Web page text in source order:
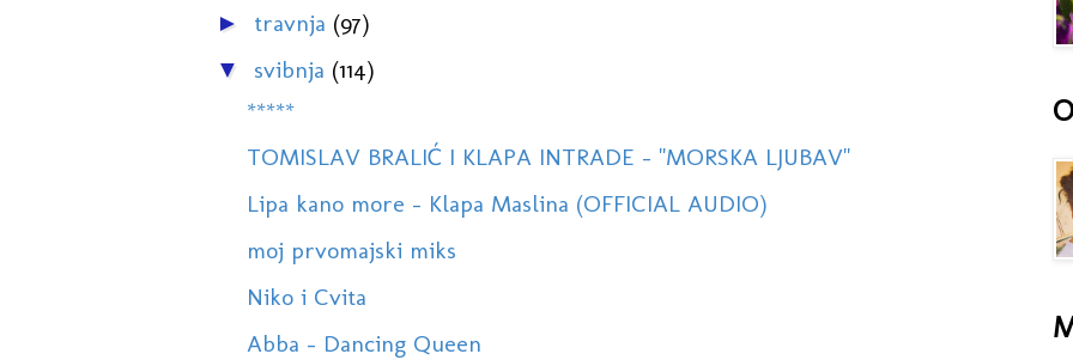
► travnja (97)
▼ svibnja (114)
*****
TOMISLAV BRALIĆ I KLAPA INTRADE - ''MORSKA LJUBAV''
Lipa kano more - Klapa Maslina (OFFICIAL AUDIO)
moj prvomajski miks
Niko i Cvita
Abba - Dancing Queen